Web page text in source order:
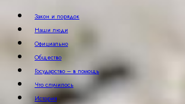
Закон и порядок
Наши люди
Официально
Общество
Государство – в помощь
Что случилось
История